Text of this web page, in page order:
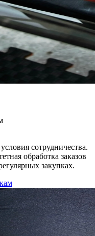
сотрудничества.
обработка заказов
закупках.